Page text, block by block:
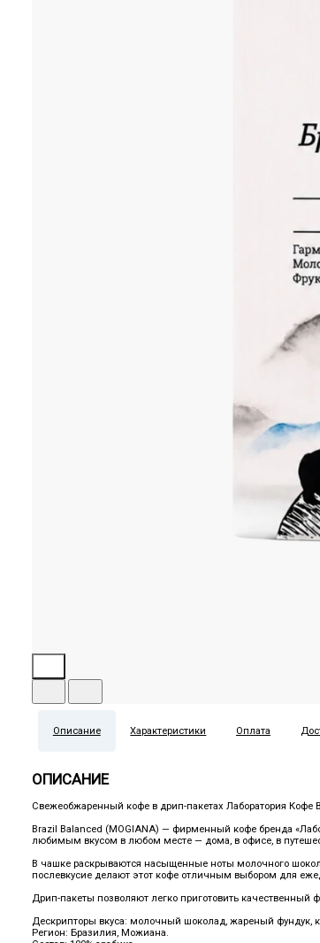
Описание Характеристики Оплата
ОПИСАНИЕ
Свежеобжаренный кофе в дрип-пакетах Лаборатория Кофе
Brazil Balanced (MOGIANA) — фирменный кофе бренда
любимым вкусом в любом месте — дома, в офисе, в
В чашке раскрываются насыщенные ноты молочного
послевкусие делают этот кофе отличным выбором для
Дрип-пакеты позволяют легко приготовить качественный
Дескрипторы вкуса: молочный шоколад, жареный фундук,
Регион: Бразилия, Можиана.